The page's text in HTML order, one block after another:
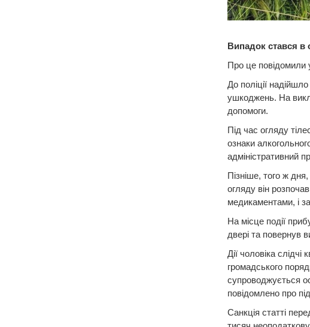
Випадок стався в
Про це повідомили
До поліції
ушкоджень. На
допомоги.
Під час огляду
ознаки
адміністративний
Пізніше, того ж
огляду він
медикаментами, і
На місце події
двері та повернув
Дії чоловіка
громадського
супроводжується
повідомлено про
Санкція статті